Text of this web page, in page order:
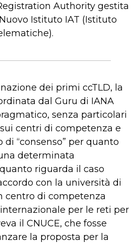
Authority gestita
Istituto IAT (Istituto
dei primi ccTLD, la
dal Guru di IANA
senza particolari
centri di competenza e
“consenso” per quanto
determinata
riguarda il caso
con la università di
centro di competenza
per le reti per
il CNUCE, che fosse
la proposta per la